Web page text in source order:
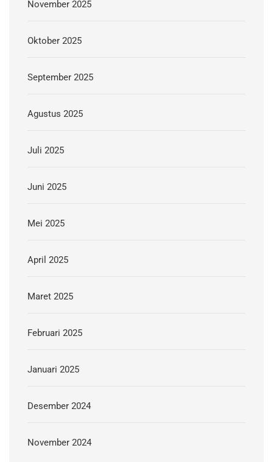
November 2025
Oktober 2025
September 2025
Agustus 2025
Juli 2025
Juni 2025
Mei 2025
April 2025
Maret 2025
Februari 2025
Januari 2025
Desember 2024
November 2024